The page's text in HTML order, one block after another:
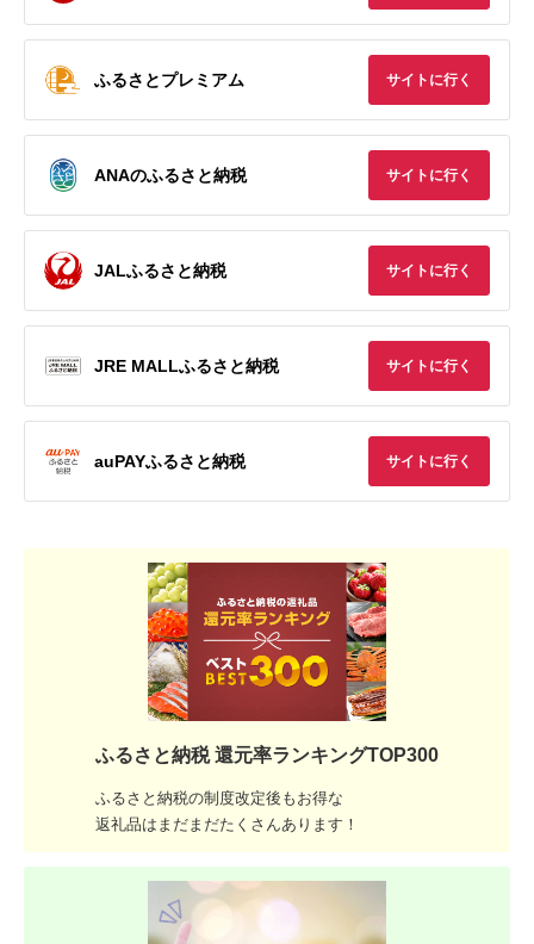
ふるさとプレミアム サイトに行く
ANAのふるさと納税 サイトに行く
JALふるさと納税 サイトに行く
JRE MALLふるさと納税 サイトに行く
auPAYふるさと納税 サイトに行く
ふるさと納税 還元率ランキングTOP300
ふるさと納税の制度改定後もお得な
返礼品はまだまだたくさんあります！